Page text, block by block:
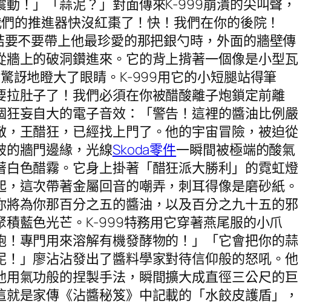
！」「蒜泥？」對面傳來K-999崩潰的尖叫聲，
的推進器快沒紅棗了！快！我們在你的後院！
不要帶上他最珍愛的那把銀勺時，外面的牆壁傳
上的破洞鑽進來。它的背上揹著一個像是小型瓦
訝地瞪大了眼睛。K-999用它的小短腿站得筆
肚子了！我們必須在你被醋酸離子炮鎖定前離
妄自大的電子音效：「警告！這裡的醬油比例嚴
王醋狂，已經找上門了。他的宇宙冒險，被迫從
的牆門邊緣，光線Skoda零件一瞬間被極端的酸氣
色醋霧。它身上掛著「醋狂派大勝利」的霓虹燈
這次帶著金屬回音的嘲弄，刺耳得像是磨砂紙。
為你那百分之五的醬油，以及百分之九十五的邪
藍色光芒。K-999特務用它穿著燕尾服的小爪
專門用來溶解有機發酵物的！」「它會把你的蒜
」廖沾沾發出了醬料學家對待信仰般的怒吼。他
氣功般的捏製手法，瞬間擴大成直徑三公尺的巨
是家傳《沾醬秘笈》中記載的「水餃皮護盾」，